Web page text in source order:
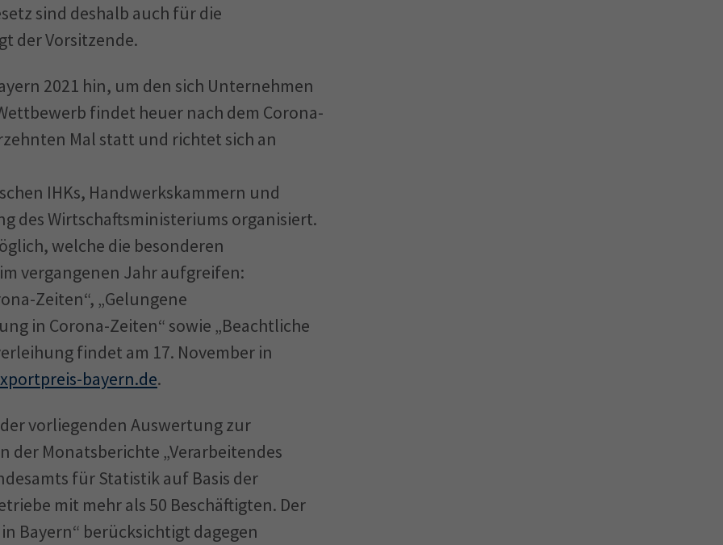
sind deshalb auch für die
der Vorsitzende.
2021 hin, um den sich Unternehmen
findet heuer nach dem Corona-
Mal statt und richtet ‎sich an
IHKs, Handwerkskammern und
des Wirtschaftsministeriums organisiert.
welche die besonderen
vergangenen Jahr aufgreifen:
Zeiten“, „Gelungene
in Corona-Zeiten“ sowie „Beachtliche
findet am 17. November in
bayern.de.
vorliegenden Auswertung zur
der Monatsberichte „Verarbeitendes
für Statistik auf Basis der
mit mehr als 50 Beschäftigten. Der
Bayern“ berücksichtigt dagegen